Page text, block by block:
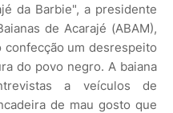
da Barbie", a presidente
de Acarajé (ABAM),
confecção um desrespeito
do povo negro. A baiana
a veículos de
de mau gosto que